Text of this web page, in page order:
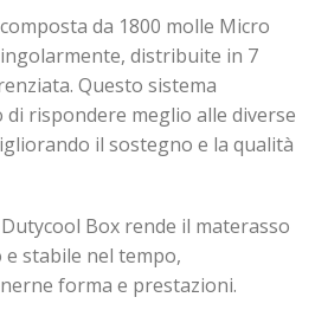
da 1800 molle Micro
distribuite in 7
Questo sistema
rispondere meglio alle diverse
il sostegno e la qualità
Box rende il materasso
stabile nel tempo,
forma e prestazioni.